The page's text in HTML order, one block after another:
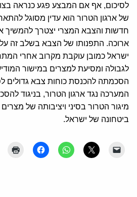
לסיכום, אף אם המבצע פגע כנראה
של ארגון הטרור הוא עדין מסוגל
חדשות והצבא המצרי יצטרך להמשיך
ארוכה. התפנותו של הצבא בשלב זה
ישראל כמובן עוקבת מקרוב אחרי
לגבולה ומסיעת למצרים במישור
הסכמתה להכנסת כוחות צבא גדולים
המערכה נגד ארגון הטרור, בניגוד
מיגור הטרור בסיני ויציבותה של
ביטחונה של ישראל.